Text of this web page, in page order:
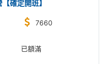
確定開班】
7660
已額滿